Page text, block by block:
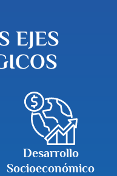
EJES
Desarrollo
Socioeconómico